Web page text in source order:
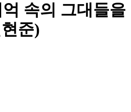
속의 그대들을
준)